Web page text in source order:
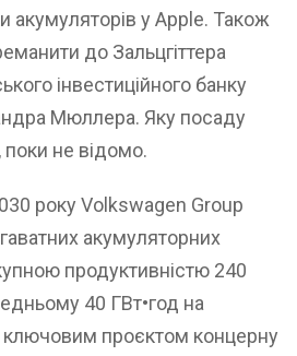
акумуляторів у Apple. Також
до Зальцгіттера
інвестиційного банку
Мюллера. Яку посаду
не відомо.
року Volkswagen Group
акумуляторних
продуктивністю 240
40 ГВт•год на
ключовим проєктом концерну